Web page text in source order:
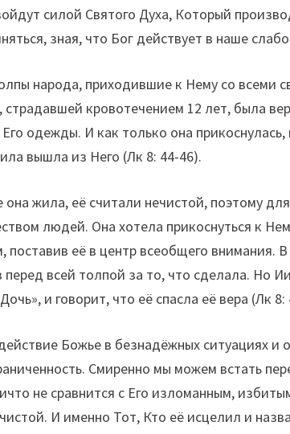
силой Святого Духа, Который
зная, что Бог действует в наше
народа, приходившие к Нему со всеми
кровотечением 12 лет, была
одежды. И как только она
вышла из Него (Лк 8: 44-46).
жила, её считали нечистой, поэтому
людей. Она хотела прикоснуться к
поставив её в центр всеобщего внимания.
перед всей толпой за то, что сделала. Но
и говорит, что её спасла её вера (Лк 8:
Божье в безнадёжных ситуациях и
Смиренно мы можем встать
не сравнится с Его изломанным,
И именно Тот, Кто её исцелил и